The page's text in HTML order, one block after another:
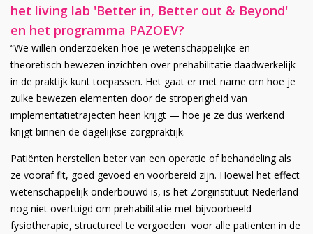
het living lab 'Better in, Better out & Beyond'
en het programma PAZOEV?
“We willen onderzoeken hoe je wetenschappelijke en
theoretisch bewezen inzichten over prehabilitatie daadwerkelijk
in de praktijk kunt toepassen. Het gaat er met name om hoe je
zulke bewezen elementen door de stroperigheid van
implementatietrajecten heen krijgt — hoe je ze dus werkend
krijgt binnen de dagelijkse zorgpraktijk.
Patiënten herstellen beter van een operatie of behandeling als
ze vooraf fit, goed gevoed en voorbereid zijn. Hoewel het effect
wetenschappelijk onderbouwd is, is het Zorginstituut Nederland
nog niet overtuigd om prehabilitatie met bijvoorbeeld
fysiotherapie, structureel te vergoeden voor alle patiënten in de